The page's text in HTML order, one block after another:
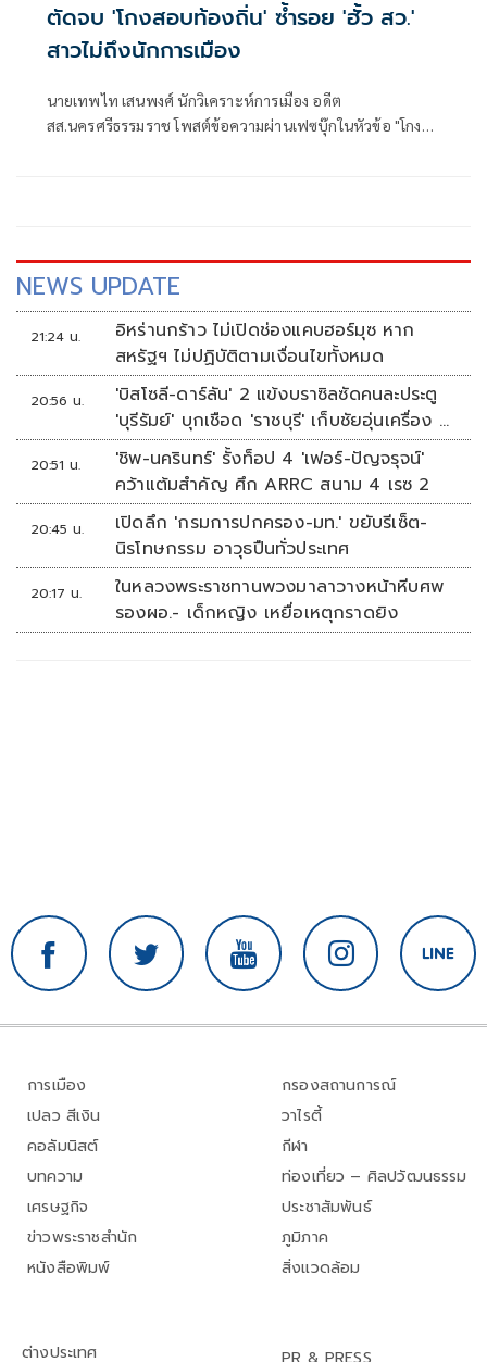
ตัดจบ 'โกงสอบท้องถิ่น' ซ้ำรอย 'ฮั้ว สว.'
สาวไม่ถึงนักการเมือง
นายเทพไท เสนพงศ์ นักวิเคราะห์การเมือง อดีต
สส.นครศรีธรรมราช โพสต์ข้อความผ่านเฟซบุ๊กในหัวข้อ "โกง
NEWS UPDATE
21:24 น.
อิหร่านกร้าว ไม่เปิดช่องแคบฮอร์มุซ หาก
สหรัฐฯ ไม่ปฏิบัติตามเงื่อนไขทั้งหมด
20:56 น.
'บิสโซลี-ดาร์ลัน' 2 แข้งบราซิลซัดคนละประตู
'บุรีรัมย์' บุกเชือด 'ราชบุรี' เก็บชัยอุ่นเครื่อง 4
นัดรวด
20:51 น.
'ชิพ-นครินทร์' รั้งท็อป 4 'เฟอร์-ปัญจรุจน์'
คว้าแต้มสำคัญ ศึก ARRC สนาม 4 เรซ 2
20:45 น.
เปิดลึก 'กรมการปกครอง-มท.' ขยับรีเซ็ต-
นิรโทษกรรม อาวุธปืนทั่วประเทศ
20:17 น.
ในหลวงพระราชทานพวงมาลาวางหน้าหีบศพ
รองผอ.- เด็กหญิง เหยื่อเหตุกราดยิง
การเมือง
เปลว สีเงิน
คอลัมนิสต์
บทความ
เศรษฐกิจ
ข่าวพระราชสำนัก
หนังสือพิมพ์
กรองสถานการณ์
วาไรตี้
กีฬา
ท่องเที่ยว – ศิลปวัฒนธรรม
ประชาสัมพันธ์
ภูมิภาค
สิ่งแวดล้อม
ต่างประเทศ